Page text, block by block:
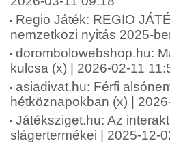
Regio Játék: REGIO
nemzetközi nyitás 2025-
dorombolowebshop.hu:
kulcsa (x) | 2026-02-11
asiadivat.hu: Férfi
hétköznapokban (x) |
Játéksziget.hu: Az
slágertermékei | 2025-12-